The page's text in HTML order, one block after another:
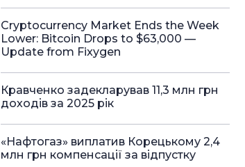
Cryptocurrency Market Ends the Week
Lower: Bitcoin Drops to $63,000 —
Update from Fixygen
Кравченко задекларував 11,3 млн грн
доходів за 2025 рік
«Нафтогаз» виплатив Корецькому 2,4
млн грн компенсації за відпустку